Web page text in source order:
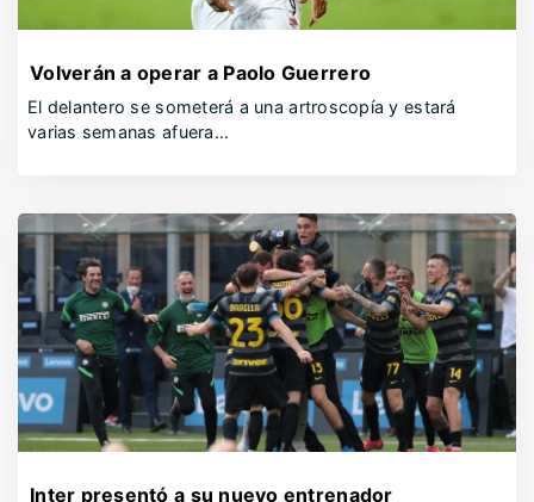
Volverán a operar a Paolo Guerrero
El delantero se someterá a una artroscopía y estará
varias semanas afuera…
Inter presentó a su nuevo entrenador